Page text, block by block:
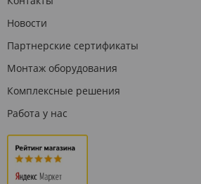
Новости
Партнерские сертификаты
Монтаж оборудования
Комплексные решения
Работа у нас